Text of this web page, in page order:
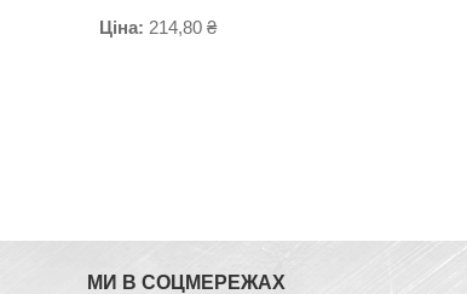
Ціна: 214,80 ₴
МИ В СОЦМЕРЕЖАХ